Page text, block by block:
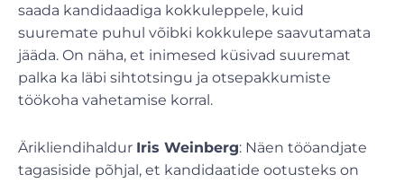
saada kandidaadiga kokkuleppele, kuid
suuremate puhul võibki kokkulepe saavutamata
jääda. On näha, et inimesed küsivad suuremat
palka ka läbi sihtotsingu ja otsepakkumiste
töökoha vahetamise korral.
Ärikliendihaldur Iris Weinberg: Näen tööandjate
tagasiside põhjal, et kandidaatide ootusteks on